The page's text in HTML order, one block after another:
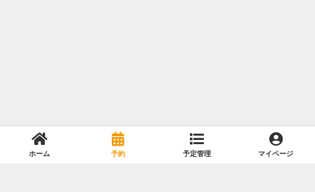
ホーム 予約 予定管理 マイページ